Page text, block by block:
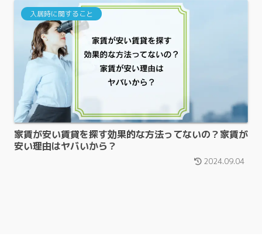
入居時に関すること
家賃が安い賃貸を探す効果的な方法ってないの？家賃が
安い理由はヤバいから？
2024.09.04